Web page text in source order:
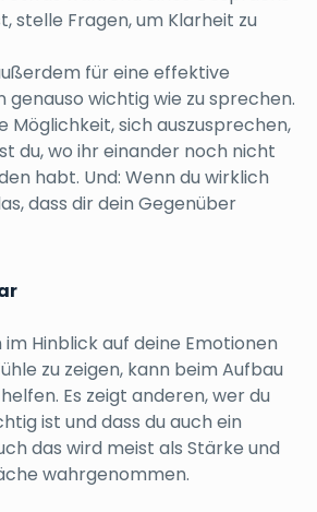
stelle Fragen, um Klarheit zu
für eine effektive
genauso wichtig wie zu sprechen.
Möglichkeit, sich auszusprechen,
du, wo ihr einander noch nicht
habt. Und: Wenn du wirklich
dass dir dein Gegenüber
Hinblick auf deine Emotionen
zu zeigen, kann beim Aufbau
Es zeigt anderen, wer du
ist und dass du auch ein
das wird meist als Stärke und
wahrgenommen.